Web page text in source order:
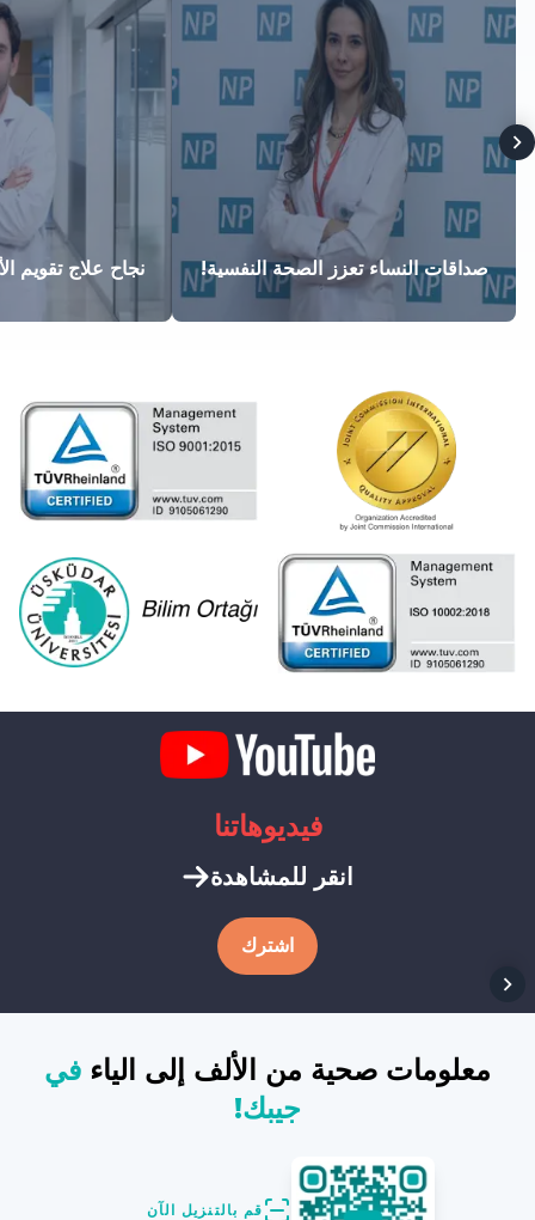
صداقات النساء تعزز الصحة النفسية! نجاح علاج تقويم
فيديوهاتنا
انقر للمشاهدة
اشترك
معلومات صحية من الألف إلى الياء في
جيبك!
قم بالتنزيل الآن